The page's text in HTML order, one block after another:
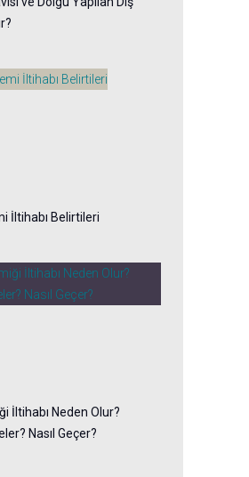
İltihabı Belirtileri
İltihabı Neden Olur?
Nasıl Geçer?